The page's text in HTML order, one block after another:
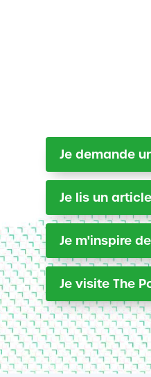
Je demande
Je lis un
Je m'inspire
Je visite The